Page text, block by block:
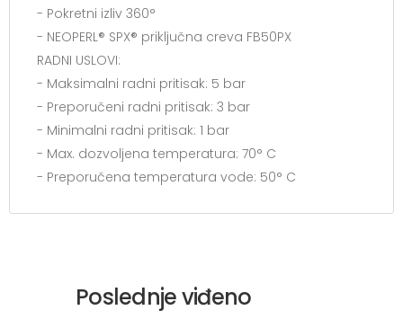
- Pokretni izliv 360°
- NEOPERL® SPX® priključna creva FB50PX
RADNI USLOVI:
- Maksimalni radni pritisak: 5 bar
- Preporučeni radni pritisak: 3 bar
- Minimalni radni pritisak: 1 bar
- Max. dozvoljena temperatura: 70° C
- Preporučena temperatura vode: 50° C
Poslednje viđeno